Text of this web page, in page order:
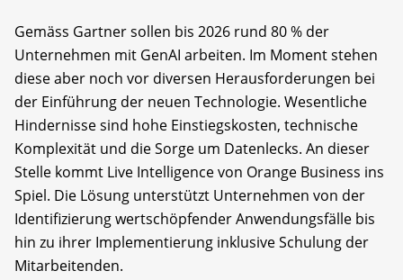
Gemäss Gartner sollen bis 2026 rund 80 % der
Unternehmen mit GenAI arbeiten. Im Moment stehen
diese aber noch vor diversen Herausforderungen bei
der Einführung der neuen Technologie. Wesentliche
Hindernisse sind hohe Einstiegskosten, technische
Komplexität und die Sorge um Datenlecks. An dieser
Stelle kommt Live Intelligence von Orange Business ins
Spiel. Die Lösung unterstützt Unternehmen von der
Identifizierung wertschöpfender Anwendungsfälle bis
hin zu ihrer Implementierung inklusive Schulung der
Mitarbeitenden.